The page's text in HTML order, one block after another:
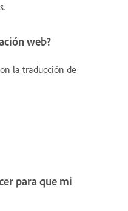
web?
la traducción de
para que mi